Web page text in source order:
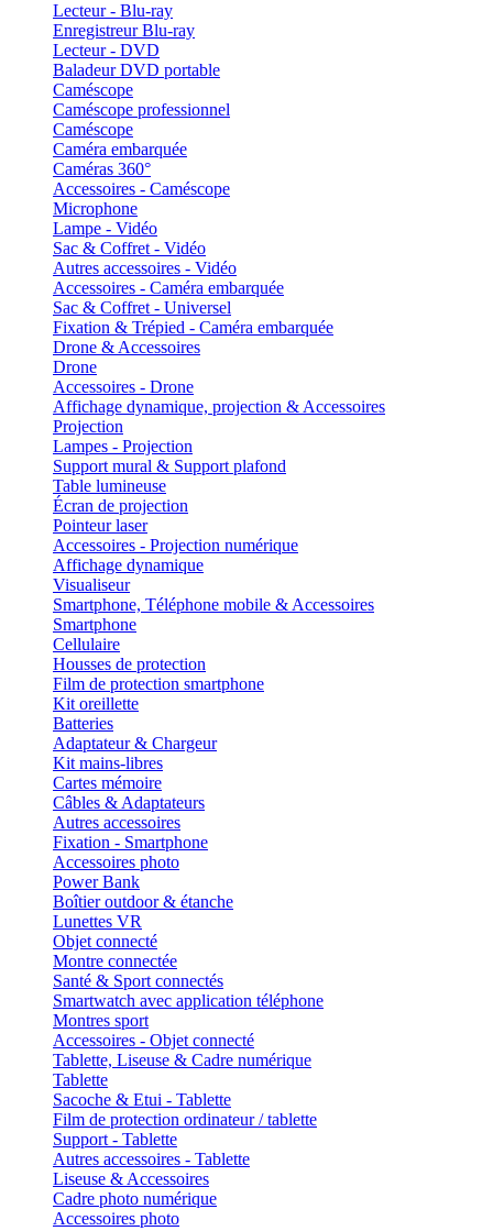
Lecteur - Blu-ray
Enregistreur Blu-ray
Lecteur - DVD
Baladeur DVD portable
Caméscope
Caméscope professionnel
Caméscope
Caméra embarquée
Caméras 360°
Accessoires - Caméscope
Microphone
Lampe - Vidéo
Sac & Coffret - Vidéo
Autres accessoires - Vidéo
Accessoires - Caméra embarquée
Sac & Coffret - Universel
Fixation & Trépied - Caméra embarquée
Drone & Accessoires
Drone
Accessoires - Drone
Affichage dynamique, projection & Accessoires
Projection
Lampes - Projection
Support mural & Support plafond
Table lumineuse
Écran de projection
Pointeur laser
Accessoires - Projection numérique
Affichage dynamique
Visualiseur
Smartphone, Téléphone mobile & Accessoires
Smartphone
Cellulaire
Housses de protection
Film de protection smartphone
Kit oreillette
Batteries
Adaptateur & Chargeur
Kit mains-libres
Cartes mémoire
Câbles & Adaptateurs
Autres accessoires
Fixation - Smartphone
Accessoires photo
Power Bank
Boîtier outdoor & étanche
Lunettes VR
Objet connecté
Montre connectée
Santé & Sport connectés
Smartwatch avec application téléphone
Montres sport
Accessoires - Objet connecté
Tablette, Liseuse & Cadre numérique
Tablette
Sacoche & Etui - Tablette
Film de protection ordinateur / tablette
Support - Tablette
Autres accessoires - Tablette
Liseuse & Accessoires
Cadre photo numérique
Accessoires photo